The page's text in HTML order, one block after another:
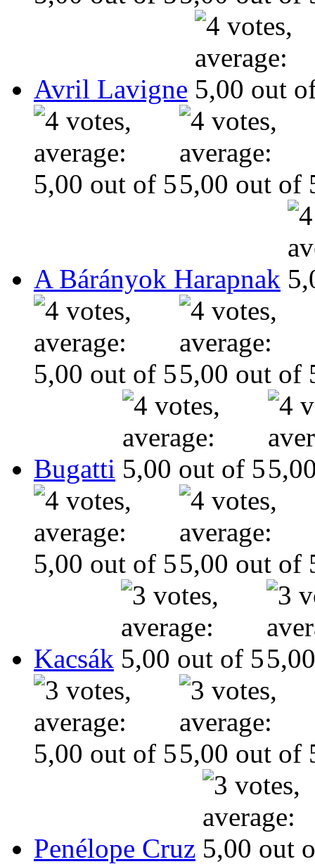
Avril Lavigne
A Bárányok Harapnak
Bugatti
Kacsák
Penélope Cruz